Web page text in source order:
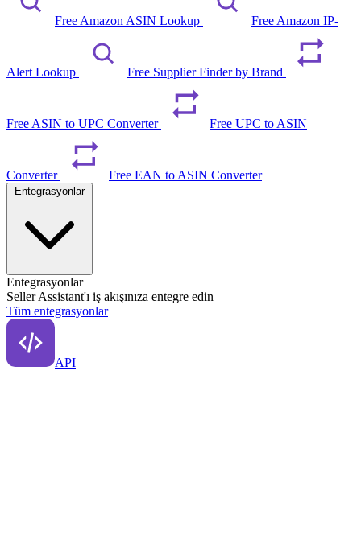
Free Amazon ASIN Lookup Free Amazon IP-
Alert Lookup Free Supplier Finder by Brand
Free ASIN to UPC Converter Free UPC to ASIN
Converter Free EAN to ASIN Converter
Entegrasyonlar
Entegrasyonlar
Seller Assistant'ı iş akışınıza entegre edin
Tüm entegrasyonlar
API